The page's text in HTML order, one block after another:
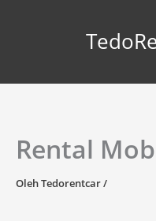
Rental
OlehTedorentcar/